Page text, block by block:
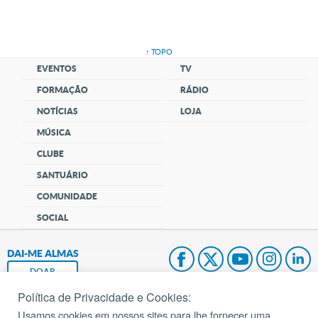
↑ TOPO
EVENTOS
FORMAÇÃO
NOTÍCIAS
MÚSICA
CLUBE
SANTUÁRIO
COMUNIDADE
SOCIAL
TV
RÁDIO
LOJA
DAI-ME ALMAS
DOAR
Fundação João Paulo II
Política de Privacidade e Cookies:
Usamos cookies em nossos sites para lhe fornecer uma